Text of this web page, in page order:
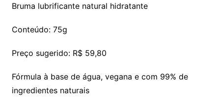
Bruma lubrificante natural hidratante
Conteúdo: 75g
Preço sugerido: R$ 59,80
Fórmula à base de água, vegana e com 99% de
ingredientes naturais